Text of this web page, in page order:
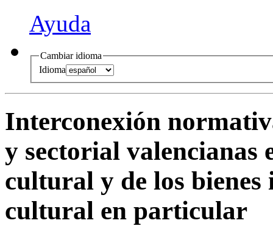
Ayuda
Cambiar idioma
Idioma
Interconexión
y sectorial
cultural y de los bienes
cultural en particular